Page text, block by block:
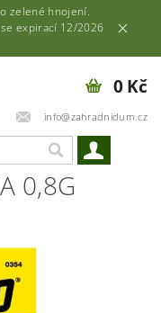
zelené hnojení.
expirací 12/2026
info@zahradnidum.cz
0 Kč
0,8G